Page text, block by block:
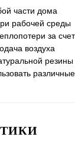
части дома
рабочей среды
за
воздуха